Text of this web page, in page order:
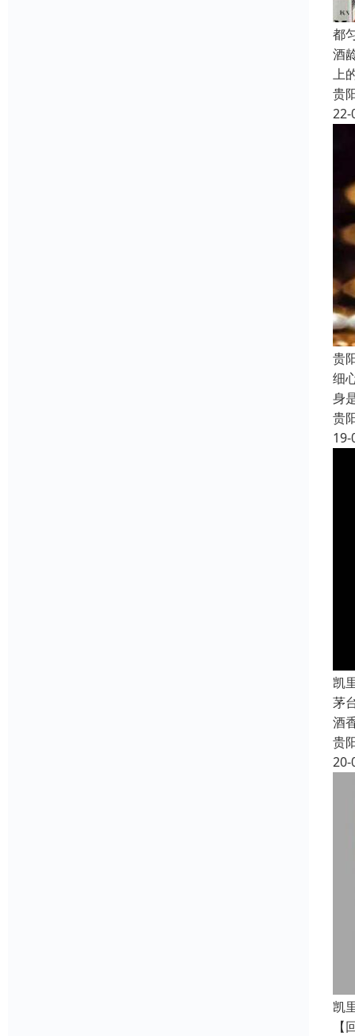
都
酒
上
贵
22-
贵
细
身
贵
19-
凯
茅
酒
贵
20-
凯